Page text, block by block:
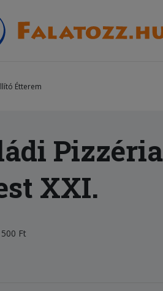
Étterem
XXI.
Ft